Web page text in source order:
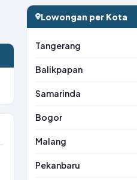
Lowongan per Kota
Tangerang
Balikpapan
Samarinda
Bogor
Malang
Pekanbaru